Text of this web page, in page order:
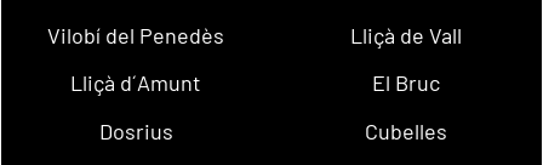
Vilobí del Penedès
Lliçà de Vall
Lliçà d´Amunt
El Bruc
Dosrius
Cubelles